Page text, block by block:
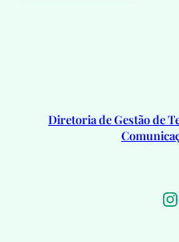
Diretoria de Gestão de
Instagram